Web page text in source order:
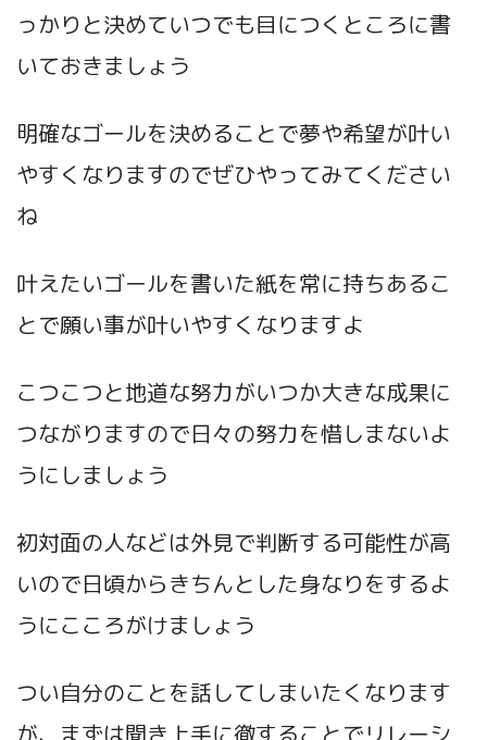
っかりと決めていつでも目につくところに書
いておきましょう
明確なゴールを決めることで夢や希望が叶い
やすくなりますのでぜひやってみてください
ね
叶えたいゴールを書いた紙を常に持ちあるこ
とで願い事が叶いやすくなりますよ
こつこつと地道な努力がいつか大きな成果に
つながりますので日々の努力を惜しまないよ
うにしましょう
初対面の人などは外見で判断する可能性が高
いので日頃からきちんとした身なりをするよ
うにこころがけましょう
つい自分のことを話してしまいたくなります